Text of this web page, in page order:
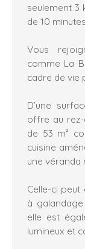
seulement
de 10
Vous
comme La
cadre de vie
D’une
offre au
de 53 m²
cuisine
une véranda
Celle-ci
à
elle est
lumineux et